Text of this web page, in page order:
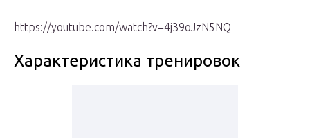
https://youtube.com/watch?v=4j39oJzN5NQ
Характеристика тренировок